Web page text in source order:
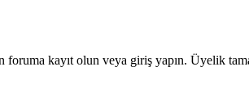
kayıt olun veya giriş yapın. Üyelik